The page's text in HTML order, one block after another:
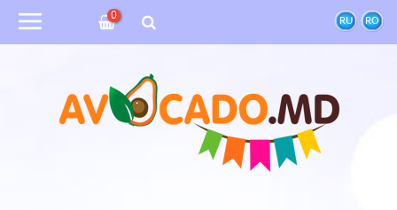
RU RO
0